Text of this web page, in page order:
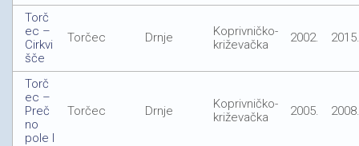
Torč
ec –
Cirkvi
šče
Torčec Drnje
Koprivničko-
križevačka
2002. 2015.
Torč
ec –
Preč
no
pole I
Torčec Drnje
Koprivničko-
križevačka
2005. 2008.